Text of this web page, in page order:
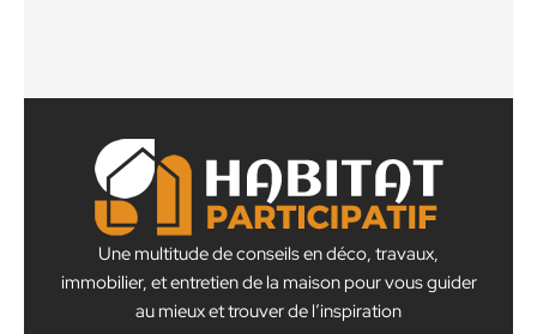
Une multitude de conseils en déco, travaux,
immobilier, et entretien de la maison pour vous guider
au mieux et trouver de l’inspiration